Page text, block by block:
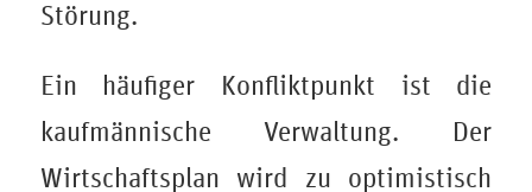
Störung.
Ein häufiger Konfliktpunkt ist die
kaufmännische Verwaltung. Der
Wirtschaftsplan wird zu optimistisch